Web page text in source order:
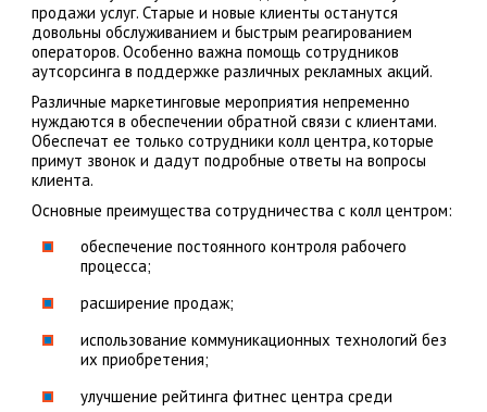
продажи услуг. Старые и новые клиенты останутся
довольны обслуживанием и быстрым реагированием
операторов. Особенно важна помощь сотрудников
аутсорсинга в поддержке различных рекламных акций.
Различные маркетинговые мероприятия непременно
нуждаются в обеспечении обратной связи с клиентами.
Обеспечат ее только сотрудники колл центра, которые
примут звонок и дадут подробные ответы на вопросы
клиента.
Основные преимущества сотрудничества с колл центром:
обеспечение постоянного контроля рабочего
процесса;
расширение продаж;
использование коммуникационных технологий без
их приобретения;
улучшение рейтинга фитнес центра среди